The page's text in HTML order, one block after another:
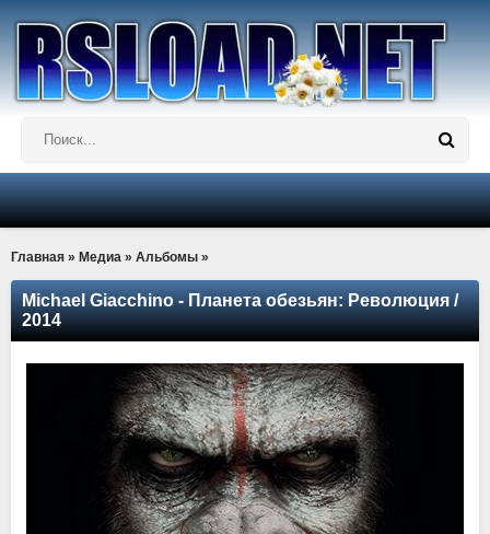
Главная » Медиа » Альбомы »
Michael Giacchino - Планета обезьян: Революция /
2014